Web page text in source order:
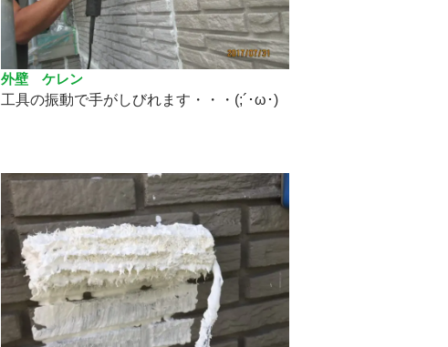
外壁 ケレン
工具の振動で手がしびれます・・・(;´･ω･)